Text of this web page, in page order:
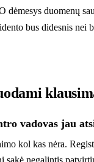
dėmesys duomenų
bus didesnis nei
vadovas jau
kol kas nėra.